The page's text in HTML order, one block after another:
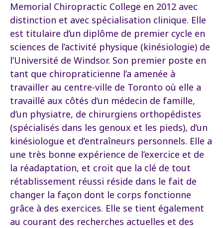
Memorial Chiropractic College en 2012 avec
distinction et avec spécialisation clinique. Elle
est titulaire d’un diplôme de premier cycle en
sciences de l’activité physique (kinésiologie) de
l’Université de Windsor. Son premier poste en
tant que chiropraticienne l’a amenée à
travailler au centre-ville de Toronto où elle a
travaillé aux côtés d’un médecin de famille,
d’un physiatre, de chirurgiens orthopédistes
(spécialisés dans les genoux et les pieds), d’un
kinésiologue et d’entraîneurs personnels. Elle a
une très bonne expérience de l’exercice et de
la réadaptation, et croit que la clé de tout
rétablissement réussi réside dans le fait de
changer la façon dont le corps fonctionne
grâce à des exercices. Elle se tient également
au courant des recherches actuelles et des